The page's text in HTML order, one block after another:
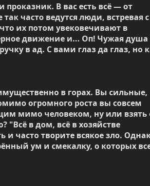
проказник. В вас есть всё — от
часто ведутся люди, встревая с
их потом увековечивают в
движение и... Оп! Чужая душа
в ад. С вами глаз да глаз, но
в горах. Вы сильные,
огромного роста вы совсем
мимо человеком, ну или взять
"Всё в дом, всё в хозяйстве
и часто творите всякое зло.
ум и смекалку, о которых